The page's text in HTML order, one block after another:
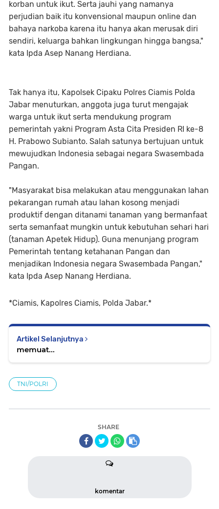
korban untuk ikut. Serta jauhi yang namanya
perjudian baik itu konvensional maupun online dan
bahaya narkoba karena itu hanya akan merusak diri
sendiri, keluarga bahkan lingkungan hingga bangsa,"
kata Ipda Asep Nanang Herdiana.
Tak hanya itu, Kapolsek Cipaku Polres Ciamis Polda
Jabar menuturkan, anggota juga turut mengajak
warga untuk ikut serta mendukung program
pemerintah yakni Program Asta Cita Presiden RI ke-8
H. Prabowo Subianto. Salah satunya bertujuan untuk
mewujudkan Indonesia sebagai negara Swasembada
Pangan.
"Masyarakat bisa melakukan atau menggunakan lahan
pekarangan rumah atau lahan kosong menjadi
produktif dengan ditanami tanaman yang bermanfaat
serta semanfaat mungkin untuk kebutuhan sehari hari
(tanaman Apetek Hidup). Guna menunjang program
Pemerintah tentang ketahanan Pangan dan
menjadikan Indonesia negara Swasembada Pangan,"
kata Ipda Asep Nanang Herdiana.
*Ciamis, Kapolres Ciamis, Polda Jabar.*
Artikel Selanjutnya
memuat...
TNI/POLRI
SHARE
komentar